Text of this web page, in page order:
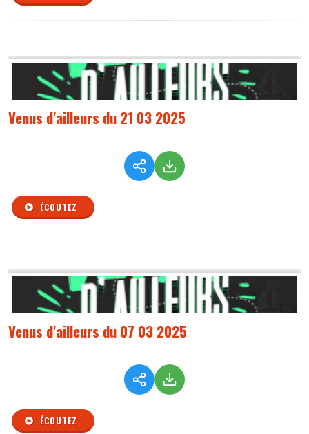
Venus d'ailleurs du 21 03 2025
ÉCOUTEZ
Venus d'ailleurs du 07 03 2025
ÉCOUTEZ